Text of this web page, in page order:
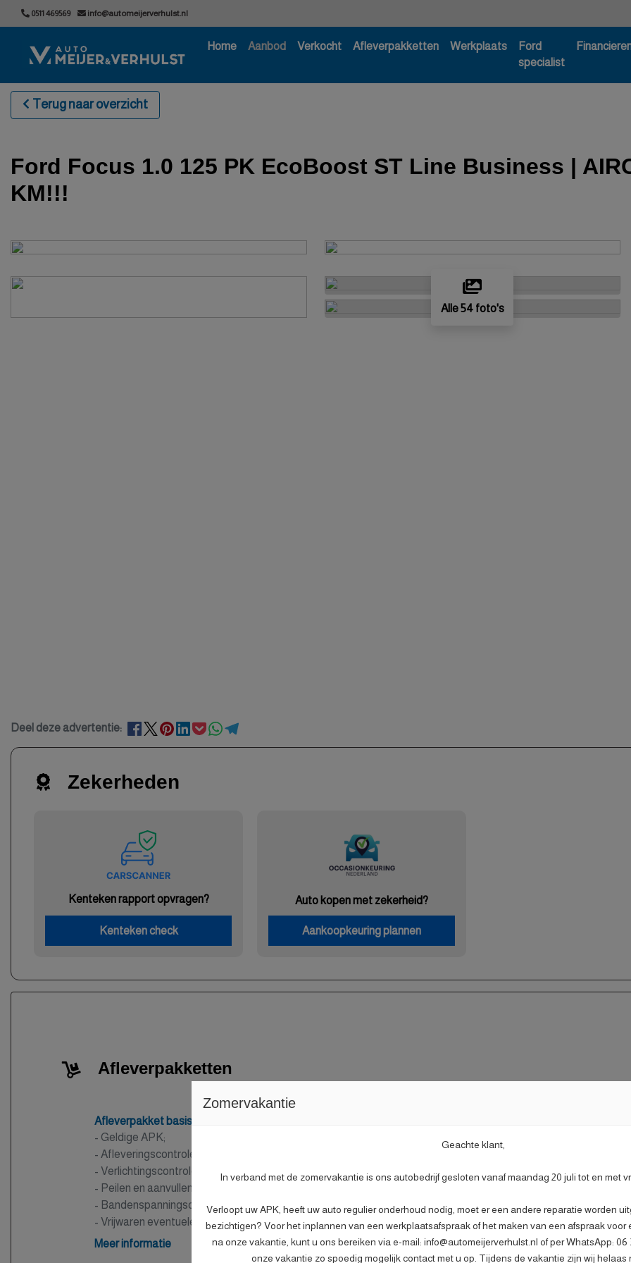
0511 469569 info@automeijerverhulst.nl
Home Aanbod Verkocht Afleverpakketten Werkplaats
Ford
specialist
Terug naar overzicht
Ford Focus 1.0 125 PK EcoBoost ST Line Business |
KM!!!
Alle 54 foto's
Deel deze advertentie:
Zekerheden
Kenteken rapport opvragen?
Kenteken check
Auto kopen met zekerheid?
Aankoopkeuring plannen
Afleverpakketten
Afleverpakket basis
- Geldige APK;
- Afleveringscontrolebeurt;
- Verlichtingscontrole;
- Peilen en aanvullen van vloeistoffen;
- Bandenspanningscontrole;
- Vrijwaren eventuele inruilauto;
- Auto is of wordt gepoetst.
Meer informatie Gratis
- Onderhoudsbeurt
- Verlichtingscontrole;
- Peilen en aanvullen
-
Zomervakantie
Geachte klant,
In verband met de zomervakantie is ons autobedrijf gesloten vanaf maandag 20 juli tot en met
Verloopt uw APK, heeft uw auto regulier onderhoud nodig, moet er een andere reparatie worden
bezichtigen? Voor het inplannen van een werkplaatsafspraak of het maken van een afspraak voor
na onze vakantie, kunt u ons bereiken via e-mail: info@automeijerverhulst.nl of per WhatsApp: 06
onze vakantie zo spoedig mogelijk contact met u op. Tijdens de vakantie zijn wij helaas